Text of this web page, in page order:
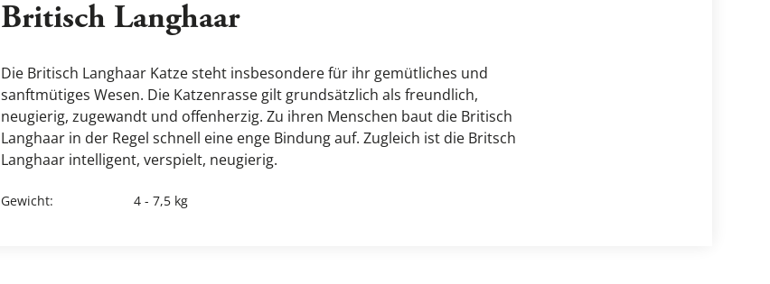
Britisch Langhaar
Die Britisch Langhaar Katze steht insbesondere für ihr gemütliches und
sanftmütiges Wesen. Die Katzenrasse gilt grundsätzlich als freundlich,
neugierig, zugewandt und offenherzig. Zu ihren Menschen baut die Britisch
Langhaar in der Regel schnell eine enge Bindung auf. Zugleich ist die Britsch
Langhaar intelligent, verspielt, neugierig.
Gewicht: 4 - 7,5 kg